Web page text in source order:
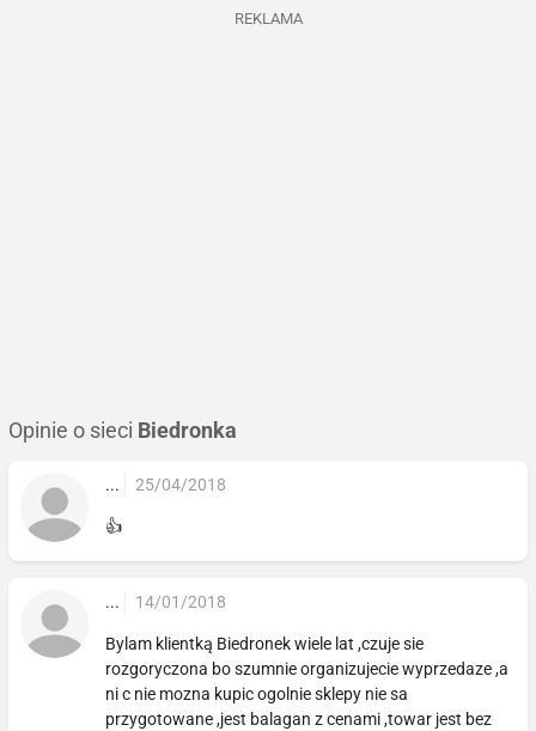
REKLAMA
Opinie o sieci Biedronka
... 25/04/2018
👍
... 14/01/2018
Bylam klientką Biedronek wiele lat ,czuje sie
rozgoryczona bo szumnie organizujecie wyprzedaze ,a
ni c nie mozna kupic ogolnie sklepy nie sa
przygotowane ,jest balagan z cenami ,towar jest bez